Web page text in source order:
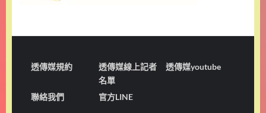
透傳媒規約
透傳媒線上記者
名單
透傳媒youtube
聯絡我們 官方LINE